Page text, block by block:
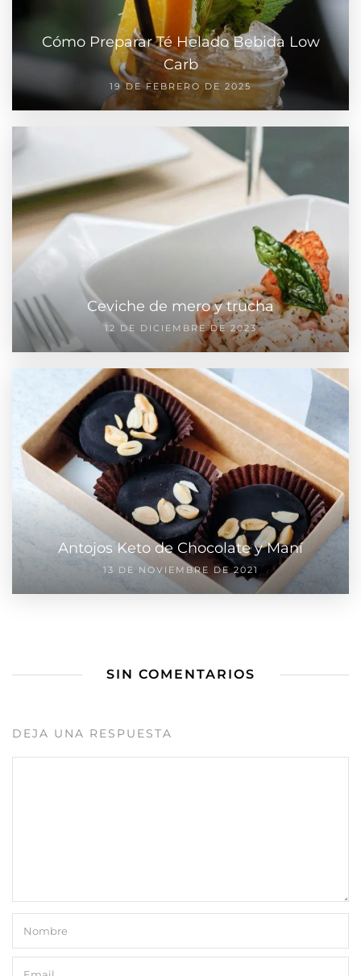
Cómo Preparar Té Helado Bebida Low
Carb
19 DE FEBRERO DE 2025
Ceviche de mero y trucha
12 DE DICIEMBRE DE 2023
Antojos Keto de Chocolate y Maní
13 DE NOVIEMBRE DE 2021
SIN COMENTARIOS
DEJA UNA RESPUESTA